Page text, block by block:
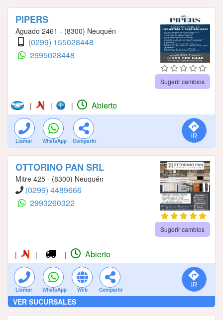
PIPERS
Aguado 2461 - (8300) Neuquén
(0299) 155028448
2995028448
Sugerir cambios
| | | Abierto
Llamar WhatsApp Compartir
OTTORINO PAN SRL
Mitre 425 - (8300) Neuquén
(0299) 4489666
2993260322
Sugerir cambios
| | | Abierto
Llamar WhatsApp Web Compartir
VER SUCURSALES